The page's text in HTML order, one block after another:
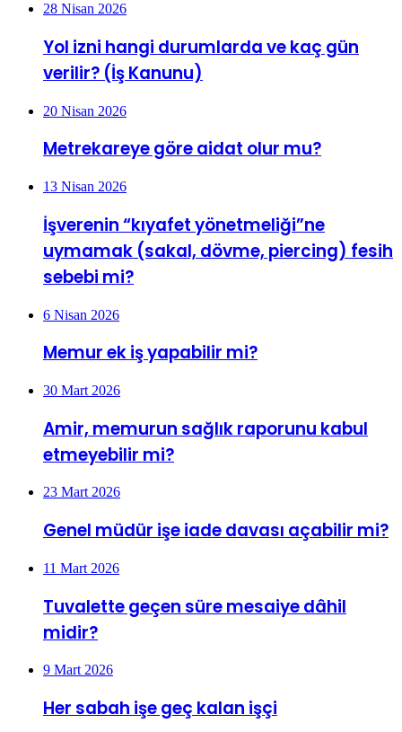
28 Nisan 2026
Yol izni hangi durumlarda ve kaç gün
verilir? (İş Kanunu)
20 Nisan 2026
Metrekareye göre aidat olur mu?
13 Nisan 2026
İşverenin “kıyafet yönetmeliği”ne
uymamak (sakal, dövme, piercing) fesih
sebebi mi?
6 Nisan 2026
Memur ek iş yapabilir mi?
30 Mart 2026
Amir, memurun sağlık raporunu kabul
etmeyebilir mi?
23 Mart 2026
Genel müdür işe iade davası açabilir mi?
11 Mart 2026
Tuvalette geçen süre mesaiye dâhil
midir?
9 Mart 2026
Her sabah işe geç kalan işçi